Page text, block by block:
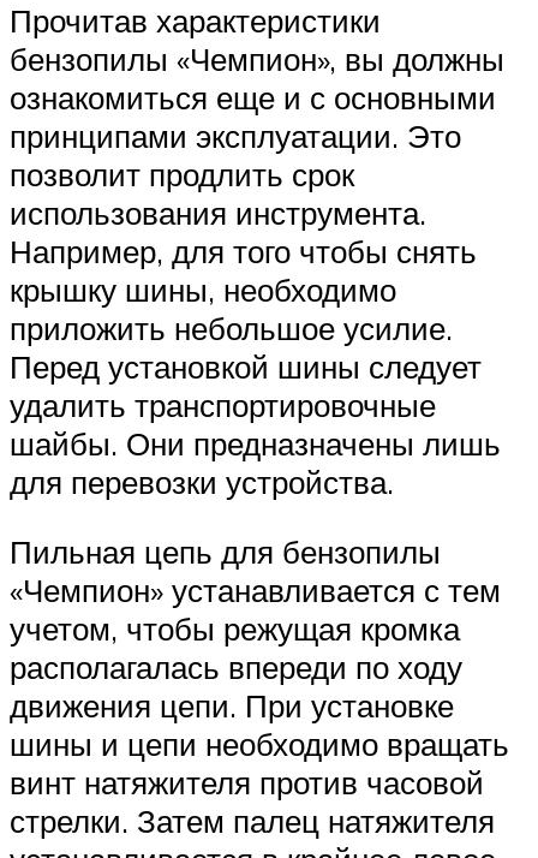
Прочитав характеристики
бензопилы «Чемпион», вы должны
ознакомиться еще и с основными
принципами эксплуатации. Это
позволит продлить срок
использования инструмента.
Например, для того чтобы снять
крышку шины, необходимо
приложить небольшое усилие.
Перед установкой шины следует
удалить транспортировочные
шайбы. Они предназначены лишь
для перевозки устройства.
Пильная цепь для бензопилы
«Чемпион» устанавливается с тем
учетом, чтобы режущая кромка
располагалась впереди по ходу
движения цепи. При установке
шины и цепи необходимо вращать
винт натяжителя против часовой
стрелки. Затем палец натяжителя